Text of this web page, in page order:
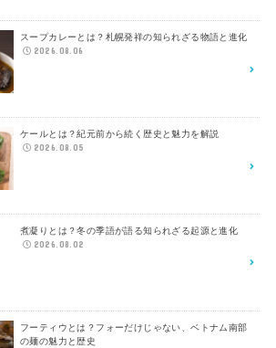
スープカレーとは？札幌発祥の知られざる物語と進化
2026.08.06
ケールとは？紀元前から続く歴史と魅力を解説
2026.08.05
煮凝りとは？冬の季語が語る知られざる起源と進化
2026.08.02
フーティウとは？フォーだけじゃない、ベトナム南部
の麺の魅力と歴史